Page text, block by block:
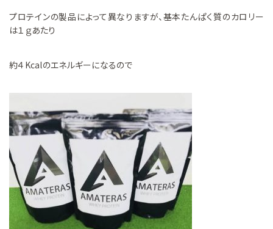
プロテインの製品によって異なりますが、基本たんぱく質のカロリー
は１ｇあたり
約４Kcalのエネルギーになるので